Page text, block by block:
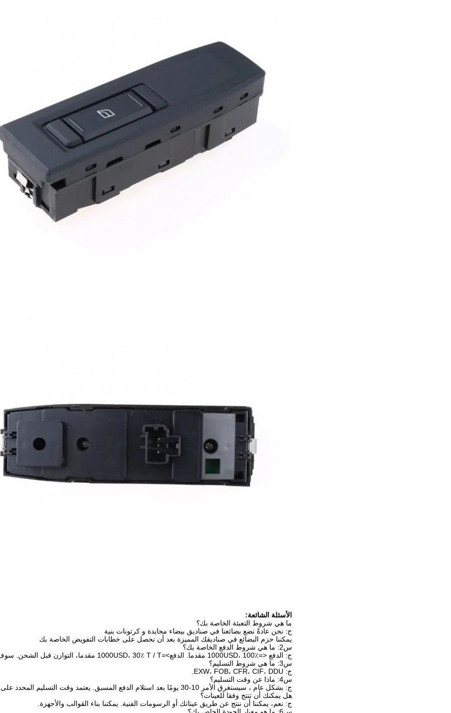
الأسئلة الشائعة:
ما هي شروط التعبئة الخاصة بك؟
ج: نحن عادةً نضع بضائعنا في صناديق بيضاء محايدة و كرتونات بنية
يمكننا حزم البضائع في صناديقك المميزة بعد أن نحصل على خطابات التفويض الخاصة بك
س2: ما هي شروط الدفع الخاصة بك؟
ج: الدفع <=1000USD، 100٪ مقدما. الدفع>=1000USD، 30٪ T / T مقدما، التوازن قبل الشحن. سوف نريك صور المنتجات والحزم قبل أن تدفع التوازن.
س3: ما هي شروط التسليم؟
ج: EXW، FOB، CFR، CIF، DDU.
س4: ماذا عن وقت التسليم؟
ج: بشكل عام ، سيستغرق الأمر 10-30 يومًا بعد استلام الدفع المسبق. يعتمد وقت التسليم المحدد على العناصر وكمية طلبك.
هل يمكنك أن تنتج وفقا للعينات؟
ج: نعم، يمكننا أن ننتج عن طريق عيناتك أو الرسومات الفنية. يمكننا بناء القوالب والأجهزة.